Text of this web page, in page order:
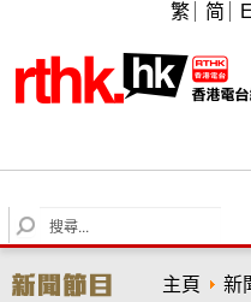
繁 简
S
e
r
主頁 新